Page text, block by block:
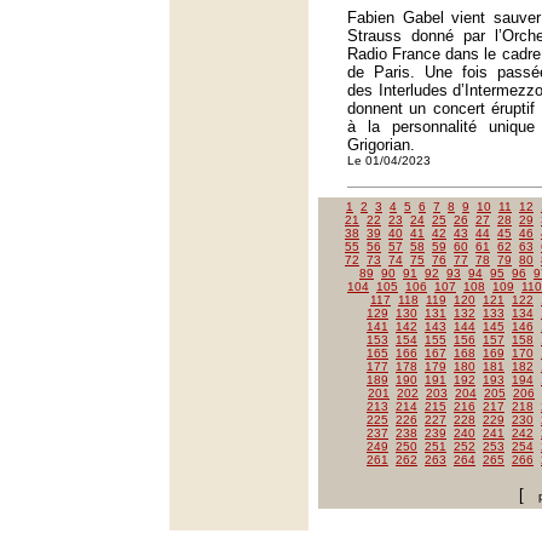
Fabien Gabel vient
Strauss donné par
Radio France dans le
de Paris. Une fois
des Interludes
donnent un concert
à la personnalité
Grigorian.
Le 01/04/2023
1 2 3 4 5 6 7 8 9 10 11 12
21
22 23 24 25 26 27 28 29
38
39 40 41 42 43 44 45 46
55
56 57 58 59 60 61 62 63
72
73 74 75 76 77 78 79 80
89
90 91 92 93 94 95 96
104
105 106 107 108 109
110
117
118 119 120 121 122
129
130 131 132 133 134
141
142 143 144 145 146
153
154 155 156 157 158
165
166 167 168 169 170
177
178 179 180 181 182
189
190 191 192 193 194
201
202 203 204 205
206
213
214 215 216 217 218
225
226 227 228 229 230
237
238 239 240 241 242
249
250 251 252 253 254
261
262 263 264 265 266
[